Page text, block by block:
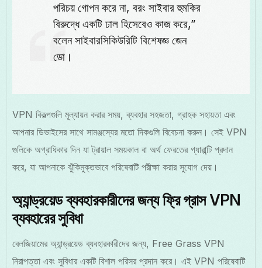
পরিচয় গোপন করে না, বরং সাইবার হুমকির
বিরুদ্ধে একটি ঢাল হিসেবেও কাজ করে,”
বলেন সাইবারসিকিউরিটি বিশেষজ্ঞ জেন
ডো।
VPN বিকল্পগুলি মূল্যায়ন করার সময়, ব্যবহার সহজতা, গ্রাহক সহায়তা এবং
আপনার ডিভাইসের সাথে সামঞ্জস্যের মতো দিকগুলি বিবেচনা করুন। সেই VPN
গুলিকে অগ্রাধিকার দিন যা ট্রায়াল সময়কাল বা অর্থ ফেরতের গ্যারান্টি প্রদান
করে, যা আপনাকে ঝুঁকিমুক্তভাবে পরিষেবাটি পরীক্ষা করার সুযোগ দেয়।
অ্যান্ড্রয়েড ব্যবহারকারীদের জন্য ফ্রি গ্রাস VPN
ব্যবহারের সুবিধা
বেলজিয়ামের অ্যান্ড্রয়েড ব্যবহারকারীদের জন্য, Free Grass VPN
নিরাপত্তা এবং সুবিধার একটি বিশাল পরিসর প্রদান করে। এই VPN পরিষেবাটি